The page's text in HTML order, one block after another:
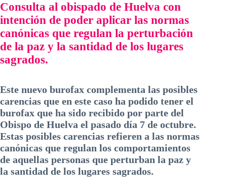
Consulta al obispado de Huelva con
intención de poder aplicar las normas
canónicas que regulan la perturbación
de la paz y la santidad de los lugares
sagrados.
Este nuevo burofax complementa las posibles
carencias que en este caso ha podido tener el
burofax que ha sido recibido por parte del
Obispo de Huelva el pasado día 7 de octubre.
Estas posibles carencias refieren a las normas
canónicas que regulan los comportamientos
de aquellas personas que perturban la paz y
la santidad de los lugares sagrados.